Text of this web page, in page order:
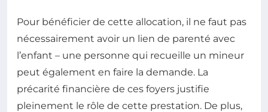
Pour bénéficier de cette allocation, il ne faut pas
nécessairement avoir un lien de parenté avec
l’enfant – une personne qui recueille un mineur
peut également en faire la demande. La
précarité financière de ces foyers justifie
pleinement le rôle de cette prestation. De plus,